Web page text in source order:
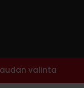
valinta